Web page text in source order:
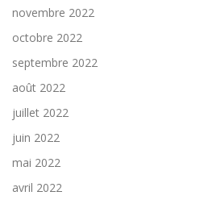
novembre 2022
octobre 2022
septembre 2022
août 2022
juillet 2022
juin 2022
mai 2022
avril 2022